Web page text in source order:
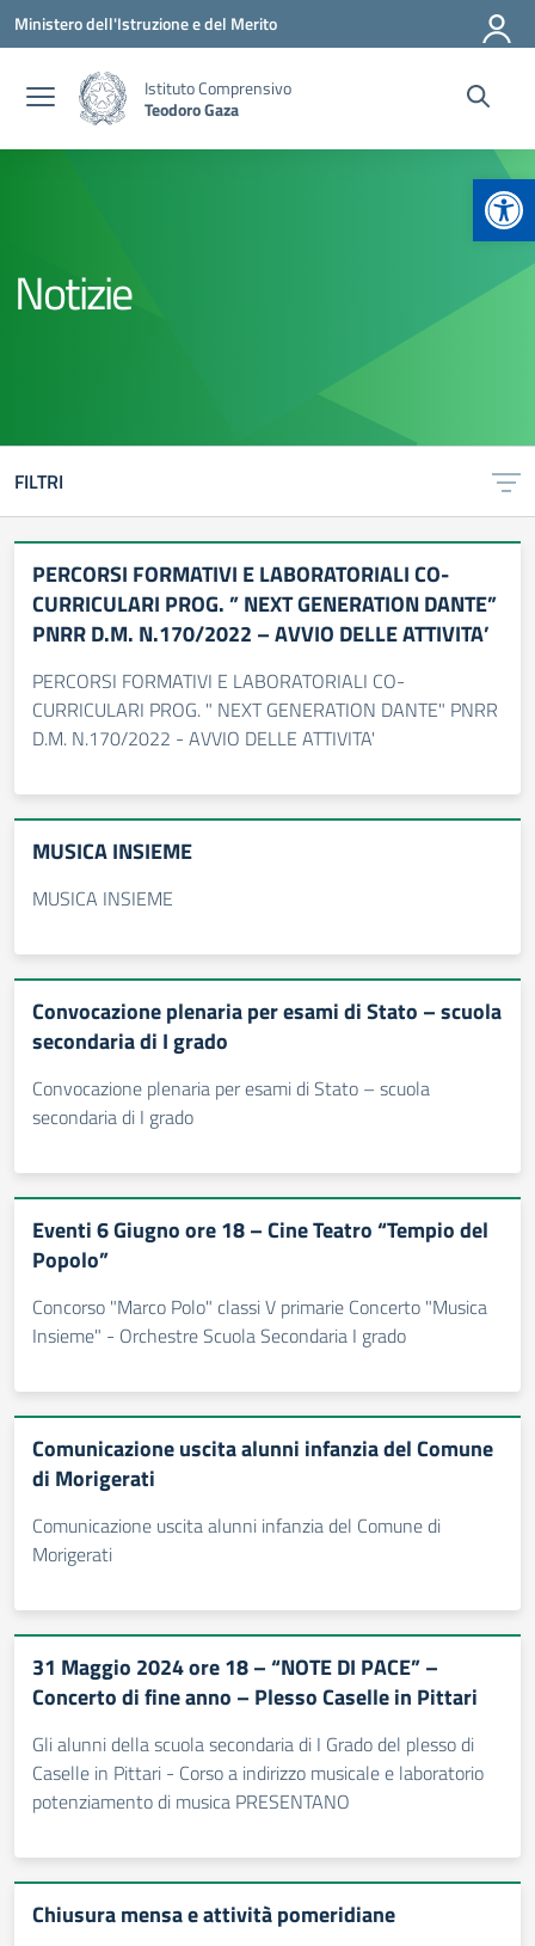
Vai ai contenuti
Vai al menu di navigazione
Vai al footer
Ministero dell'Istruzione e del Merito
Istituto Comprensivo
Teodoro Gaza
Notizie
FILTRI
PERCORSI FORMATIVI E LABORATORIALI CO-
CURRICULARI PROG. ” NEXT GENERATION DANTE”
PNRR D.M. N.170/2022 – AVVIO DELLE ATTIVITA’
PERCORSI FORMATIVI E LABORATORIALI CO-
CURRICULARI PROG. " NEXT GENERATION DANTE" PNRR
D.M. N.170/2022 - AVVIO DELLE ATTIVITA'
MUSICA INSIEME
MUSICA INSIEME
Convocazione plenaria per esami di Stato – scuola
secondaria di I grado
Convocazione plenaria per esami di Stato – scuola
secondaria di I grado
Eventi 6 Giugno ore 18 – Cine Teatro “Tempio del
Popolo”
Concorso "Marco Polo" classi V primarie Concerto "Musica
Insieme" - Orchestre Scuola Secondaria I grado
Comunicazione uscita alunni infanzia del Comune
di Morigerati
Comunicazione uscita alunni infanzia del Comune di
Morigerati
31 Maggio 2024 ore 18 – “NOTE DI PACE” –
Concerto di fine anno – Plesso Caselle in Pittari
Gli alunni della scuola secondaria di I Grado del plesso di
Caselle in Pittari - Corso a indirizzo musicale e laboratorio
potenziamento di musica PRESENTANO
Chiusura mensa e attività pomeridiane